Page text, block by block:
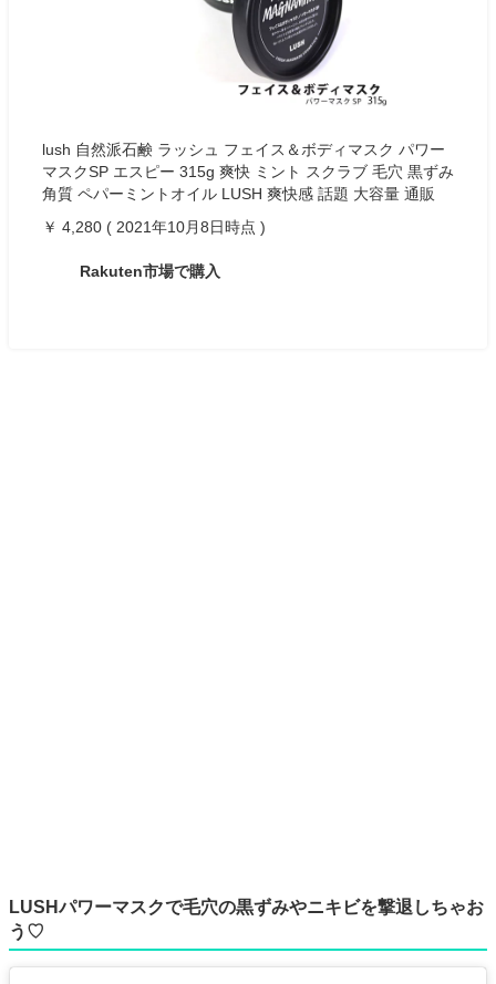
lush 自然派石鹸 ラッシュ フェイス＆ボディマスク パワー
マスクSP エスピー 315g 爽快 ミント スクラブ 毛穴 黒ずみ
角質 ペパーミントオイル LUSH 爽快感 話題 大容量 通販
￥ 4,280 ( 2021年10月8日時点 )
Rakuten市場で購入
LUSHパワーマスクで毛穴の黒ずみやニキビを撃退しちゃお
う♡